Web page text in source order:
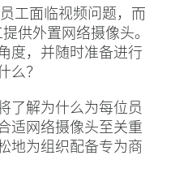
工面临视频问题，而
供外置网络摄像头。
度，并随时准备进行
么？
了解为什么为每位员
适网络摄像头至关重
地为组织配备专为商